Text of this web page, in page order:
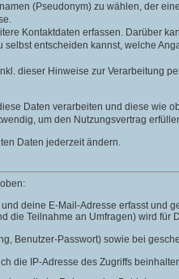
(Pseudonym) zu wählen, der
Kontaktdaten erfassen. Darüber
entscheiden kannst, welche
dieser Hinweise zur Verarbeitung
Daten verarbeiten und diese wie
um den Nutzungsvertrag
Daten jederzeit ändern.
deine E-Mail-Adresse erfasst und
Teilnahme an Umfragen) wird
Benutzer-Passwort) sowie bei
die IP-Adresse des Zugriffs